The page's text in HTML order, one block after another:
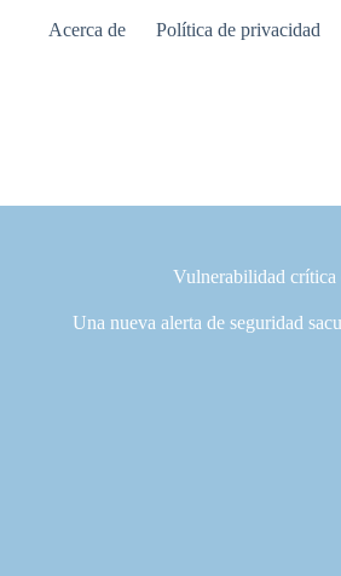
Acerca de Política de privacidad
Vulnerabilidad crítica
Una nueva alerta de seguridad